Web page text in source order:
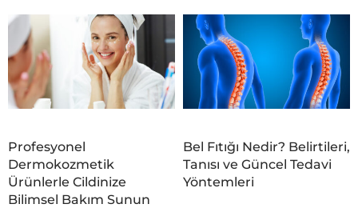
Profesyonel
Dermokozmetik
Ürünlerle Cildinize
Bilimsel Bakım Sunun
Bel Fıtığı Nedir? Belirtileri,
Tanısı ve Güncel Tedavi
Yöntemleri